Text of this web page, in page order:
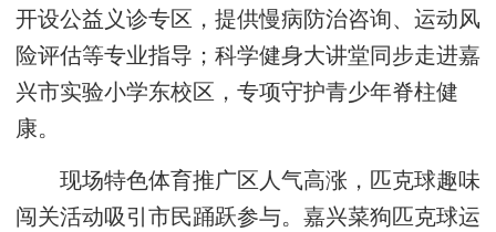
开设公益义诊专区，提供慢病防治咨询、运动风
险评估等专业指导；科学健身大讲堂同步走进嘉
兴市实验小学东校区，专项守护青少年脊柱健
康。
现场特色体育推广区人气高涨，匹克球趣味
闯关活动吸引市民踊跃参与。嘉兴菜狗匹克球运